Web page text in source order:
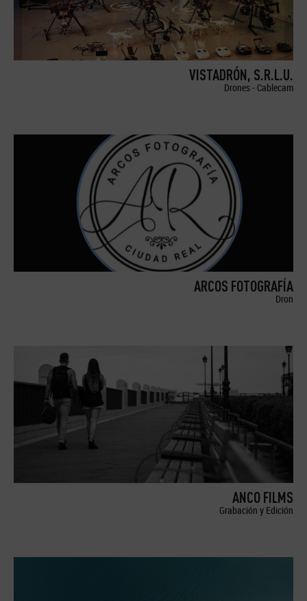
VISTADRÓN, S.R.L.U.
Drones - Cablecam
ARCOS FOTOGRAFÍA
Dron
ANCO FILMS
Grabación y Edición